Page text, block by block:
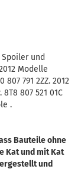
und
Modelle
807 791 2ZZ. 2012
807 521 01C
.
Bauteile ohne
Kat und mit Kat
und